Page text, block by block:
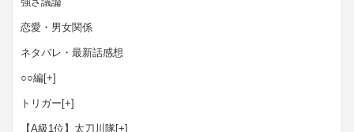
恋愛・男女関係
ネタバレ・最新話感想
○○編[+]
トリガー [+]
【A級1位】太刀川隊[+]